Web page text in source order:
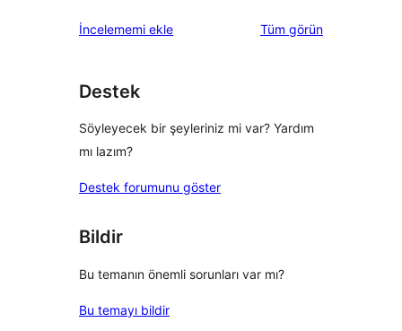
inceleme
yıldızlı
İncelememi ekle Tüm değerlendirmeleri
görün
Destek
Söyleyecek bir şeyleriniz mi var? Yardım
mı lazım?
Destek forumunu göster
Bildir
Bu temanın önemli sorunları var mı?
Bu temayı bildir